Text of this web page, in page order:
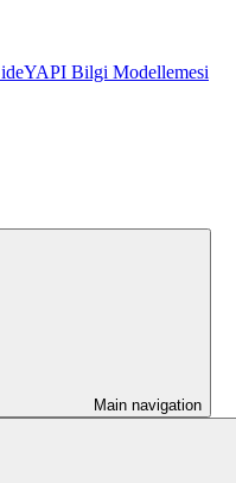
ideYAPI Bilgi Modellemesi
Main navigation